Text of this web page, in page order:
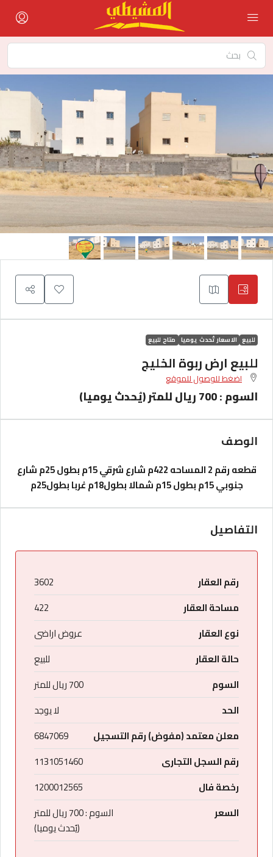
للبيع الاسعار تُحدث يوميا متاح للبيع
للبيع ارض ربوة الخليج
اضغط للوصول للموقع
السوم : 700 ريال للمتر (يُحدث يوميا)
الوصف
قطعه رقم 2 المساحه 422م شارع شرقي 15م بطول 25م
شارع
جنوبي 15م بطول 15م
شمالا بطول18م غربا بطول25م
التفاصيل
رقم العقار
3602
مساحة العقار
422
نوع العقار
عروض اراضى
حالة العقار
للبيع
السوم
700 ريال للمتر
الحد
لا يوجد
معلن معتمد (مفوض) رقم التسجيل
6847069
رقم السجل التجارى
1131051460
رخصة فال
1200012565
السعر
السوم : 700 ريال للمتر
(يُحدث يوميا)